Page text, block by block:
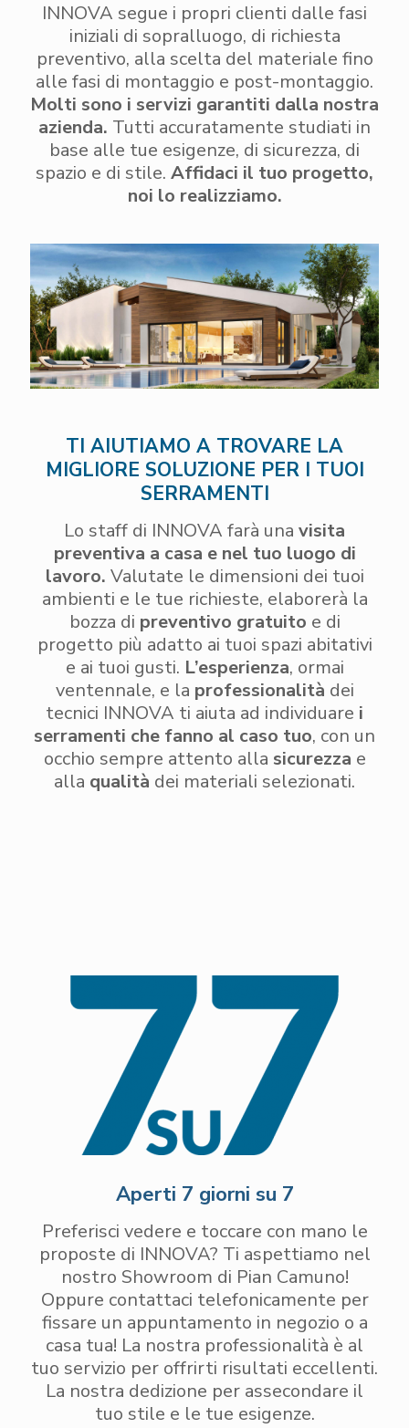
INNOVA segue i propri clienti dalle fasi
iniziali di sopralluogo, di richiesta
preventivo, alla scelta del materiale fino
alle fasi di montaggio e post-montaggio.
Molti sono i servizi garantiti dalla nostra
azienda. Tutti accuratamente studiati in
base alle tue esigenze, di sicurezza, di
spazio e di stile. Affidaci il tuo progetto,
noi lo realizziamo.
TI AIUTIAMO A TROVARE LA
MIGLIORE SOLUZIONE PER I TUOI
SERRAMENTI
Lo staff di INNOVA farà una visita
preventiva a casa e nel tuo luogo di
lavoro. Valutate le dimensioni dei tuoi
ambienti e le tue richieste, elaborerà la
bozza di preventivo gratuito e di
progetto più adatto ai tuoi spazi abitativi
e ai tuoi gusti. L’esperienza, ormai
ventennale, e la professionalità dei
tecnici INNOVA ti aiuta ad individuare i
serramenti che fanno al caso tuo, con un
occhio sempre attento alla sicurezza e
alla qualità dei materiali selezionati.
Aperti 7 giorni su 7
Preferisci vedere e toccare con mano le
proposte di INNOVA? Ti aspettiamo nel
nostro Showroom di Pian Camuno!
Oppure contattaci telefonicamente per
fissare un appuntamento in negozio o a
casa tua! La nostra professionalità è al
tuo servizio per offrirti risultati eccellenti.
La nostra dedizione per assecondare il
tuo stile e le tue esigenze.